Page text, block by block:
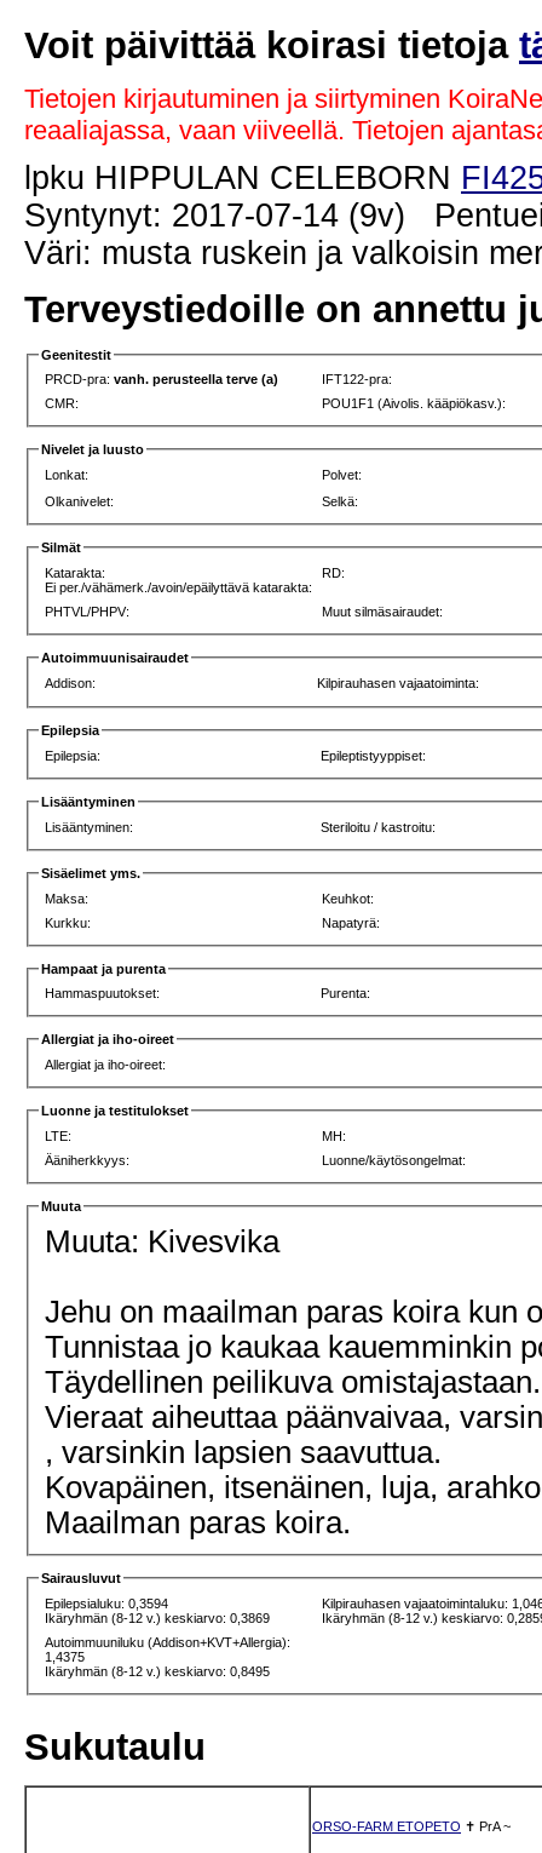
Voit päivittää koirasi tietoja
Tietojen kirjautuminen ja siirtyminen
reaaliajassa, vaan viiveellä. Tietojen
lpku HIPPULAN CELEBORN
Syntynyt: 2017-07-14 (9v)
Väri: musta ruskein ja valkoisin
Terveystiedoille on annettu
Geenitestit
PRCD-pra:vanh. perusteella terve (a)
IFT122-pra:
CMR:
POU1F1 (Aivolis. kääpiökasv.):
Nivelet ja luusto
Lonkat:
Polvet:
Olkanivelet:
Selkä:
Silmät
Katarakta:
Ei per./vähämerk./avoin/epäilyttävä katarakta:
RD:
PHTVL/PHPV: Muut silmäsairaudet:
Autoimmuunisairaudet
Addison:
Kilpirauhasen vajaatoiminta:
Epilepsia
Epilepsia:
Epileptistyyppiset:
Lisääntyminen
Lisääntyminen:
Steriloitu / kastroitu:
Sisäelimet yms.
Maksa:
Keuhkot:
Kurkku:
Napatyrä:
Hampaat ja purenta
Hammaspuutokset:
Purenta:
Allergiat ja iho-oireet
Allergiat ja iho-oireet:
Luonne ja testitulokset
LTE:
MH:
Ääniherkkyys:
Luonne/käytösongelmat:
Muuta
Muuta: Kivesvika
Jehu on maailman paras koira kun
Tunnistaa jo kaukaa kauemminkin
Täydellinen peilikuva
Vieraat aiheuttaa päänvaivaa,
, varsinkin lapsien saavuttua.
Kovapäinen, itsenäinen, luja,
Maailman paras koira.
Sairausluvut
Epilepsialuku: 0,3594
Ikäryhmän (8-12 v.) keskiarvo: 0,3869
Kilpirauhasen vajaatoimintaluku:
Ikäryhmän (8-12 v.) keskiarvo:
Autoimmuuniluku (Addison+KVT+Allergia):
1,4375
Ikäryhmän (8-12 v.) keskiarvo: 0,8495
Sukutaulu
ORSO-FARM ETOPETO ✝ PrA ~